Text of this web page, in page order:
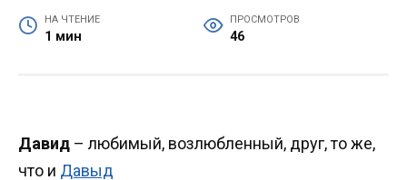
НА ЧТЕНИЕ
1 мин
ПРОСМОТРОВ
46
Давид – любимый, возлюбленный, друг, то же,
что и Давыд